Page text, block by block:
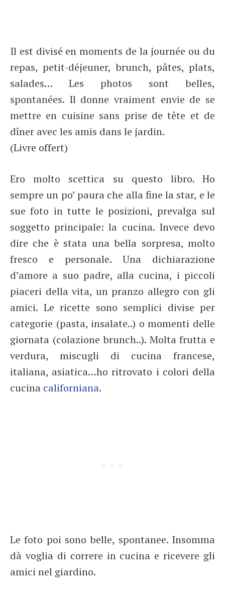
Il est divisé en moments de la journée ou du
repas, petit-déjeuner, brunch, pâtes, plats,
salades… Les photos sont belles,
spontanées. Il donne vraiment envie de se
mettre en cuisine sans prise de tête et de
dîner avec les amis dans le jardin.
(Livre offert)
Ero molto scettica su questo libro. Ho
sempre un po’ paura che alla fine la star, e le
sue foto in tutte le posizioni, prevalga sul
soggetto principale: la cucina. Invece devo
dire che è stata una bella sorpresa, molto
fresco e personale. Una dichiarazione
d’amore a suo padre, alla cucina, i piccoli
piaceri della vita, un pranzo allegro con gli
amici. Le ricette sono semplici divise per
categorie (pasta, insalate..) o momenti delle
giornata (colazione brunch..). Molta frutta e
verdura, miscugli di cucina francese,
italiana, asiatica…ho ritrovato i colori della
cucina californiana.
Le foto poi sono belle, spontanee. Insomma
dà voglia di correre in cucina e ricevere gli
amici nel giardino.